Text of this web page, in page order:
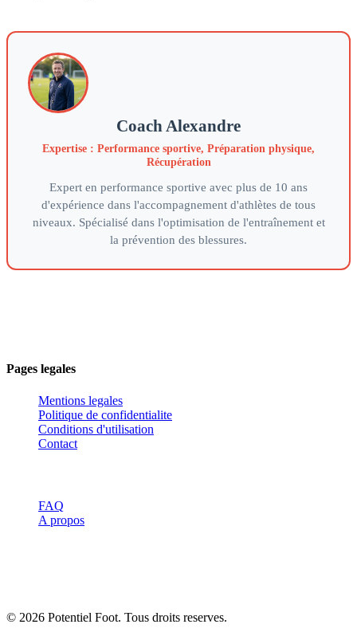
Coach Alexandre
Expertise : Performance sportive, Préparation physique,
Récupération
Expert en performance sportive avec plus de 10 ans
d'expérience dans l'accompagnement d'athlètes de tous
niveaux. Spécialisé dans l'optimisation de l'entraînement et
la prévention des blessures.
Pages legales
Mentions legales
Politique de confidentialite
Conditions d'utilisation
Contact
FAQ
A propos
© 2026 Potentiel Foot. Tous droits reserves.